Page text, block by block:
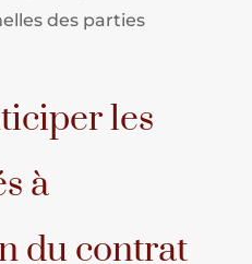
des parties
les
à
du contrat